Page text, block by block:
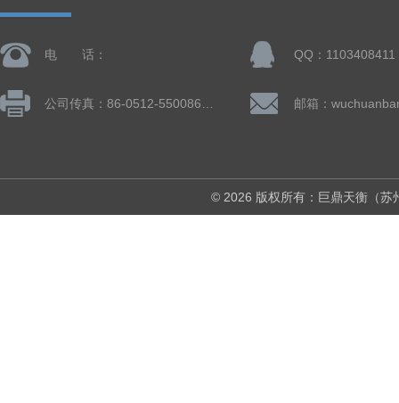
电 话： QQ：1103408411
© 2026 版权所有：巨鼎天衡（